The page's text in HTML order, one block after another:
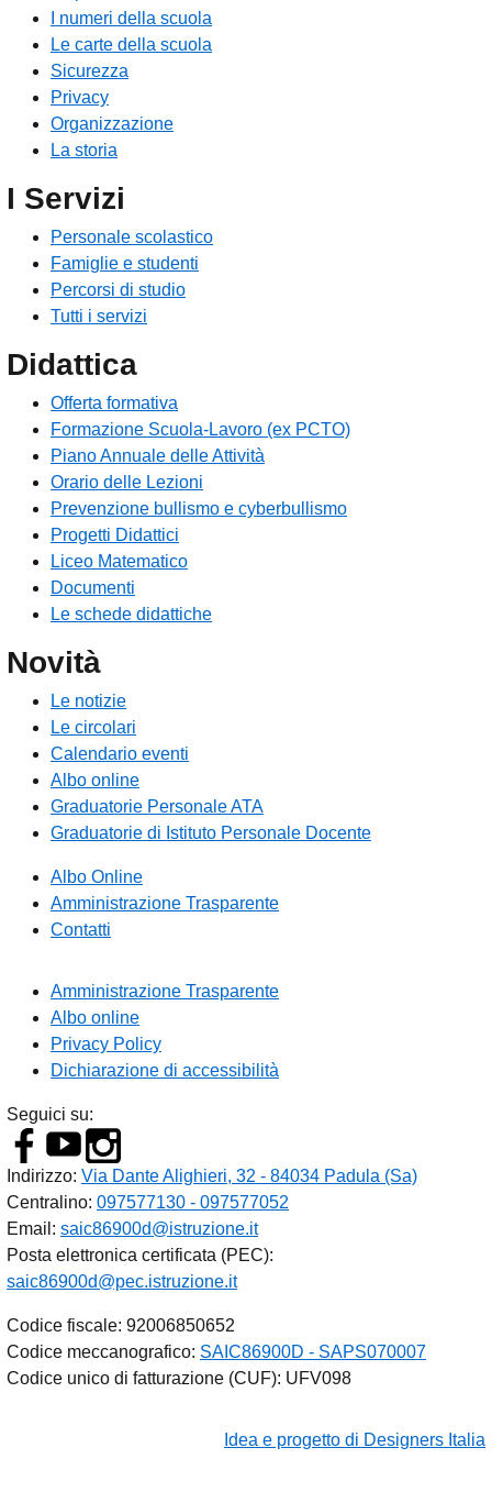
I numeri della scuola
Le carte della scuola
Sicurezza
Privacy
Organizzazione
La storia
I Servizi
Personale scolastico
Famiglie e studenti
Percorsi di studio
Tutti i servizi
Didattica
Offerta formativa
Formazione Scuola-Lavoro (ex PCTO)
Piano Annuale delle Attività
Orario delle Lezioni
Prevenzione bullismo e cyberbullismo
Progetti Didattici
Liceo Matematico
Documenti
Le schede didattiche
Novità
Le notizie
Le circolari
Calendario eventi
Albo online
Graduatorie Personale ATA
Graduatorie di Istituto Personale Docente
Albo Online
Amministrazione Trasparente
Contatti
Amministrazione Trasparente
Albo online
Privacy Policy
Dichiarazione di accessibilità
Seguici su:
Indirizzo: Via Dante Alighieri, 32 - 84034 Padula (Sa)
Centralino: 097577130 - 097577052
Email: saic86900d@istruzione.it
Posta elettronica certificata (PEC):
saic86900d@pec.istruzione.it
Codice fiscale: 92006850652
Codice meccanografico: SAIC86900D - SAPS070007
Codice unico di fatturazione (CUF): UFV098
Idea e progetto di Designers Italia